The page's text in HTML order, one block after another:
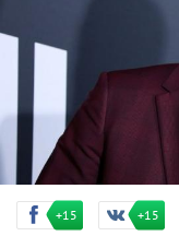
+15 +15